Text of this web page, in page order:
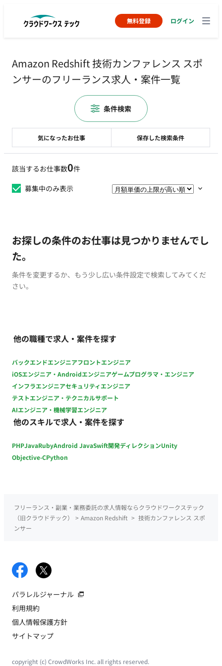
無料登録 ログイン
Amazon Redshift 技術カンファレンス スポ
ンサーのフリーランス求人・案件一覧
該当するお仕事数0件
募集中のみ表示
お探しの条件のお仕事は見つかりませんでし
た。
条件を変更するか、もう少し広い条件設定で検索してみてくだ
さい。
他の職種で求人・案件を探す
バックエンドエンジニアフロントエンジニア
iOSエンジニア・Androidエンジニアゲームプログラマ・エンジニア
インフラエンジニアセキュリティエンジニア
テストエンジニア・テクニカルサポート
AIエンジニア・機械学習エンジニア
他のスキルで求人・案件を探す
PHPJavaRubyAndroid JavaSwift開発ディレクションUnity
Objective-CPython
気になったお仕事 保存した検索条件
条件検索
フリーランス・副業・業務委託の求人情報ならクラウドワークステック
（旧クラウドテック）
> Amazon Redshift > 技術カンファレンス スポ
ンサー
パラレルジャーナル
利用規約
個人情報保護方針
サイトマップ
copyright (c) CrowdWorks Inc. all rights reserved.